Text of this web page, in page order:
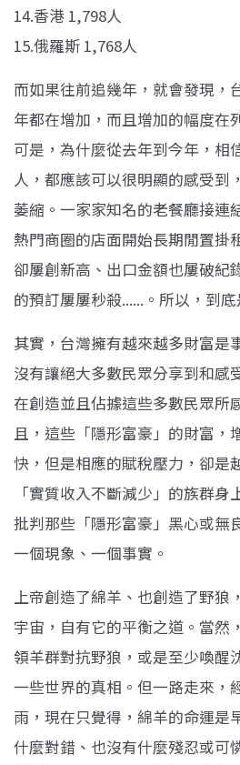
14.香港 1,798人
15.俄羅斯 1,768人
而如果往前追幾年，就會發現，
年都在增加，而且增加的幅度在
可是，為什麼從去年到今年，相
人，都應該可以很明顯的感受到
萎縮。一家家知名的老餐廳接連
熱門商圈的店面開始長期閒置掛
卻屢創新高、出口金額也屢破紀
的預訂屢屢秒殺......。所以，到
其實，台灣擁有越來越多財富是
沒有讓絕大多數民眾分享到和感
在創造並且佔據這些多數民眾所
且，這些「隱形富豪」的財富，
快，但是相應的賦稅壓力，卻是
「實質收入不斷減少」的族群
批判那些「隱形富豪」黑心或無
一個現象、一個事實。
上帝創造了綿羊、也創造了野狼
宇宙，自有它的平衡之道。當然
領羊群對抗野狼，或是至少喚醒
一些世界的真相。但一路走來，
雨，現在只覺得，綿羊的命運是
什麼對錯、也沒有什麼殘忍或可